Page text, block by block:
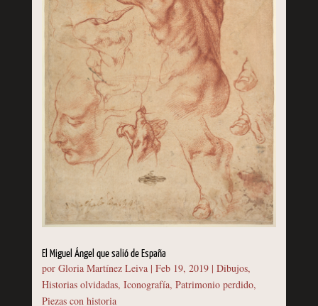
El Miguel Ángel que salió de España
por Gloria Martínez Leiva| Feb 19, 2019| Dibujos,
Historias olvidadas, Iconografía, Patrimonio perdido,
Piezas con historia